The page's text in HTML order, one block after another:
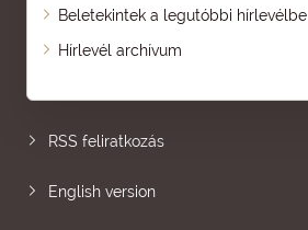
Beletekintek a legutóbbi hírlevélbe
Hírlevél archívum
Oldaltérkép
RSS feliratkozás
English version